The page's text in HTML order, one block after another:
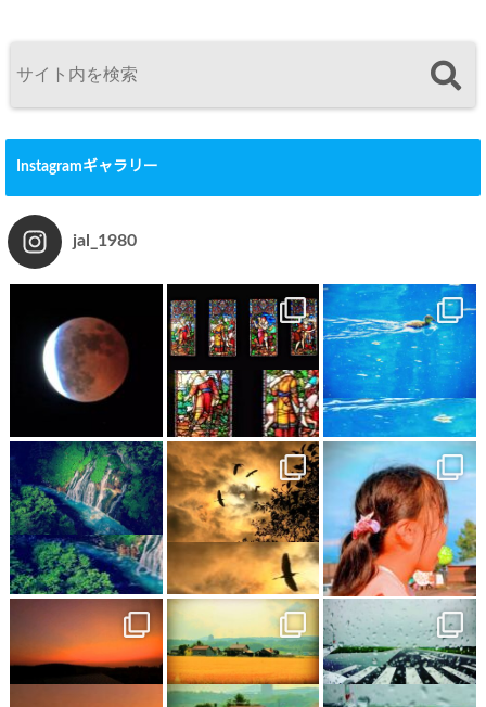
Instagramギャラリー
jal_1980